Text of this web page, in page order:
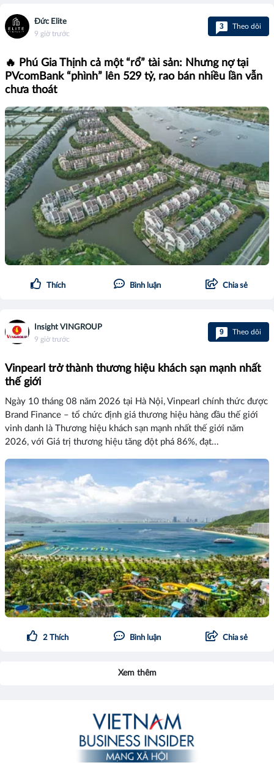
Đức Elite
9 giờ trước
3 Theo dõi
🔥 Phú Gia Thịnh cả một “rổ” tài sản: Nhưng nợ tại
PVcomBank “phình” lên 529 tỷ, rao bán nhiều lần vẫn
chưa thoát
Thích Bình luận Chia sẻ
Insight VINGROUP
9 giờ trước
9 Theo dõi
Vinpearl trở thành thương hiệu khách sạn mạnh nhất
thế giới
Ngày 10 tháng 08 năm 2026 tại Hà Nội, Vinpearl chính thức được
Brand Finance – tổ chức định giá thương hiệu hàng đầu thế giới
vinh danh là Thương hiệu khách sạn mạnh nhất thế giới năm
2026, với Giá trị thương hiệu tăng đột phá 86%, đạt...
2 Thích Bình luận Chia sẻ
Xem thêm